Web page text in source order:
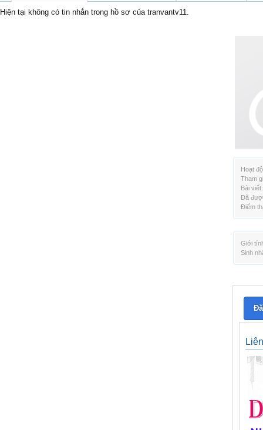
Hoạt
Tham
Bài viết:
Đã
Điểm
Giới
Sinh
Hiện tại không có tin nhắn trong hồ sơ của tranvantv11.